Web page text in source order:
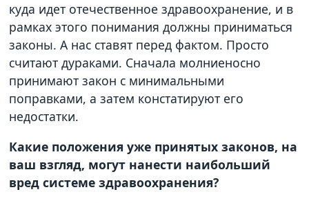
куда идет отечественное здравоохранение, и в
рамках этого понимания должны приниматься
законы. А нас ставят перед фактом. Просто
считают дураками. Сначала молниеносно
принимают закон с минимальными
поправками, а затем констатируют его
недостатки.
Какие положения уже принятых законов, на
ваш взгляд, могут нанести наибольший
вред системе здравоохранения?